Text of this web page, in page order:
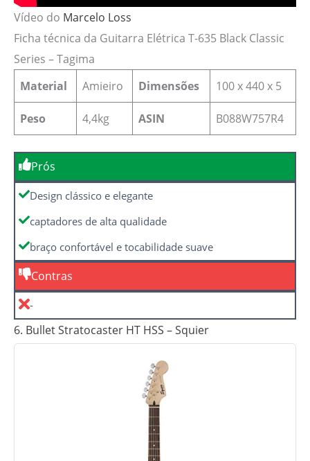
Vídeo do Marcelo Loss
Ficha técnica da Guitarra Elétrica T-635 Black Classic
Series – Tagima
Material
Amieiro Dimensões ‎100 x 440 x 5
Peso 4,4kg ASIN B088W757R4
Prós
Design clássico e elegante
captadores de alta qualidade
braço confortável e tocabilidade suave
Contras
-
6. Bullet Stratocaster HT HSS – Squier